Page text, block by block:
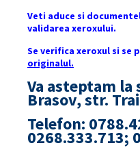
Veti aduce si
validarea xeroxului.
Se verifica xeroxul si se
originalul.
Va asteptam
Brasov, str.
Telefon:
0268.333.713;